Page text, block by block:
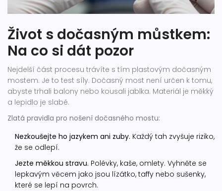
Život s dočasným můstkem:
Na co si dát pozor
Nejdelší část procesu trávíte s tím plastovým dočasným
mostem. Je to test síly. Dočasný most není určen k tomu,
abyste trhali balony nebo kousali jablka. Materiál je měkký
a lepidlo je slabé.
Zlatá pravidla pro nošení dočasného mostu:
Nezkoušejte ho jazykem ani zuby. Každý tah zvyšuje riziko,
že se odlepí.
Jezte měkkou stravu. Polévky, kaše, omlety. Vyhněte se
lepkavým věcem jako jsou lízátko, taffy nebo sušenky,
které se lepí na povrch.